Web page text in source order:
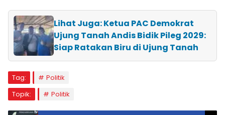
Lihat Juga: Ketua PAC Demokrat
Ujung Tanah Andis Bidik Pileg 2029:
Siap Ratakan Biru di Ujung Tanah
Tag:
Politik
Topik:
Politik